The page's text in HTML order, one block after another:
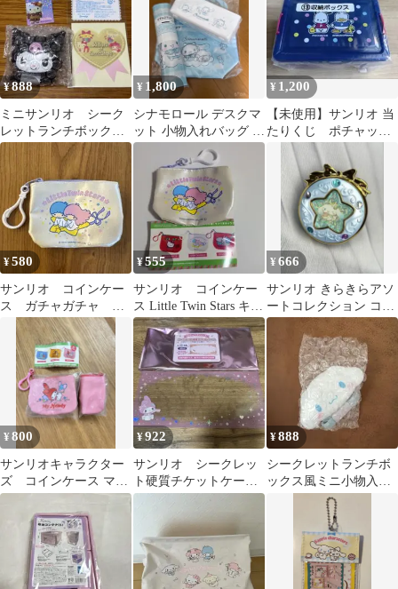
¥888
ミニサンリオ シーク
レットランチボックス
風ミニ小物入れ クロ
ミ おまけ付き
¥ 1,800
シナモロール デスクマ
ット 小物入れバッグ 3
点セット
¥ 1,200
【未使用】サンリオ 当
たりくじ ポチャッコ
あひるのペックル 収
納ボックス
¥580
サンリオ コインケー
ス ガチャガチャ リ
トルツインスターズ
キキララ
¥555
サンリオ コインケー
ス Little Twin Stars キキ
ララ
¥666
サンリオ きらきらアソ
ートコレクション コン
パクトケース シナモ
ン ガチャ
¥800
サンリオキャラクター
ズ コインケース マイ
メロ 2点セット
¥922
サンリオ シークレッ
ト硬質チケットケー
ス マイメロディ
¥888
シークレットランチボ
ックス風ミニ小物入
れ シナモロール